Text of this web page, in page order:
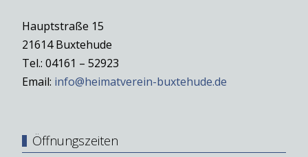
Hauptstraße 15
21614 Buxtehude
Tel.: 04161 – 52923
Email: info@heimatverein-buxtehude.de
Öffnungszeiten